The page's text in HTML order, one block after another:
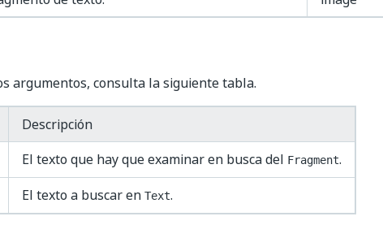
argumentos, consulta la siguiente tabla.
Descripción
El texto que hay que examinar en busca del Fragment.
El texto a buscar en Text.